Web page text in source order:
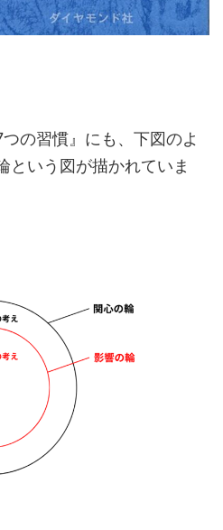
の習慣』にも、下図のよ
という図が描かれていま